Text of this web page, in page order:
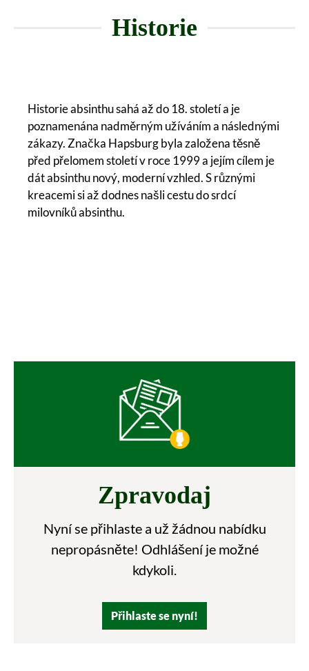
Historie
Historie absinthu sahá až do 18. století a je
poznamenána nadměrným užíváním a následnými
zákazy. Značka Hapsburg byla založena těsně
před přelomem století v roce 1999 a jejím cílem je
dát absinthu nový, moderní vzhled. S různými
kreacemi si až dodnes našli cestu do srdcí
milovníků absinthu.
Zpravodaj
Nyní se přihlaste a už žádnou nabídku
nepropásněte! Odhlášení je možné
kdykoli.
Přihlaste se nyní!